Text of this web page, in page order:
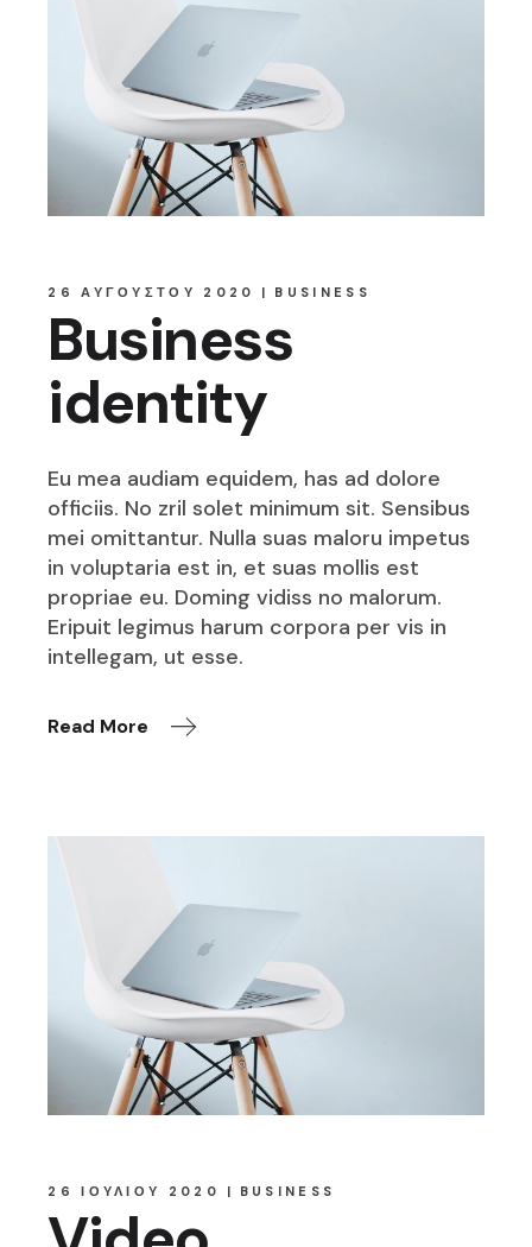
26 ΑΥΓΟΎΣΤΟΥ 2020 BUSINESS
Business
identity
Eu mea audiam equidem, has ad dolore
officiis. No zril solet minimum sit. Sensibus
mei omittantur. Nulla suas maloru impetus
in voluptaria est in, et suas mollis est
propriae eu. Doming vidiss no malorum.
Eripuit legimus harum corpora per vis in
intellegam, ut esse.
Read More
26 ΙΟΥΛΊΟΥ 2020 BUSINESS